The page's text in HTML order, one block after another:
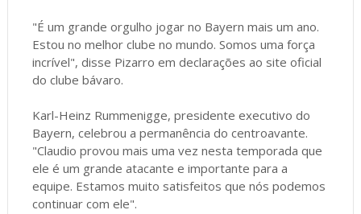
"É um grande orgulho jogar no Bayern mais um ano.
Estou no melhor clube no mundo. Somos uma força
incrível", disse Pizarro em declarações ao site oficial
do clube bávaro.
Karl-Heinz Rummenigge, presidente executivo do
Bayern, celebrou a permanência do centroavante.
"Claudio provou mais uma vez nesta temporada que
ele é um grande atacante e importante para a
equipe. Estamos muito satisfeitos que nós podemos
continuar com ele".